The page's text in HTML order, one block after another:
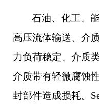
石油、化工、
高压流体输送、介
力负荷稳定、介质
介质带有轻微腐蚀
封部件造成损耗。